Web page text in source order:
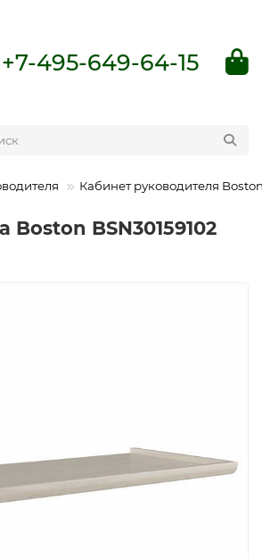
+7-495-649-64-15
Кабинет руководителя
Boston BSN30159102